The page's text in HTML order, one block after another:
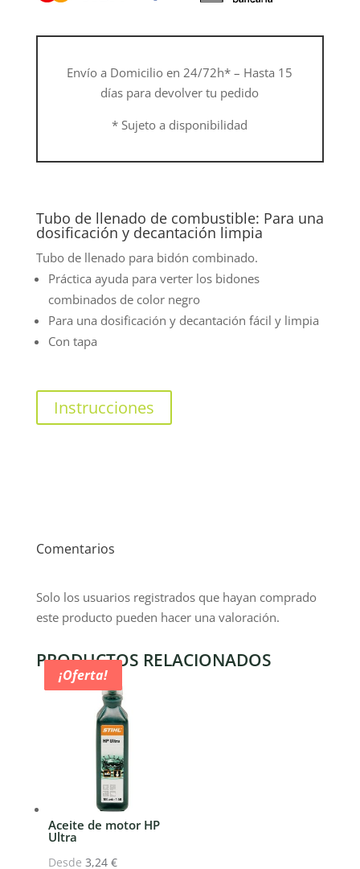
Envío a Domicilio en 24/72h* – Hasta 15
días para devolver tu pedido
* Sujeto a disponibilidad
Tubo de llenado de combustible: Para una
dosificación y decantación limpia
Tubo de llenado para bidón combinado.
Práctica ayuda para verter los bidones
combinados de color negro
Para una dosificación y decantación fácil y limpia
Con tapa
Instrucciones
Comentarios
Solo los usuarios registrados que hayan comprado
este producto pueden hacer una valoración.
PRODUCTOS RELACIONADOS
¡Oferta!
Aceite de motor HP
Ultra
Desde 3,24 €
¡Oferta!
¡Oferta!
¡Oferta!